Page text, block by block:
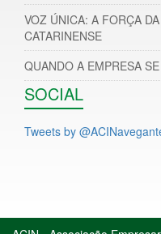
VOZ ÚNICA: A FORÇA
CATARINENSE
QUANDO A EMPRESA
SOCIAL
Tweets by